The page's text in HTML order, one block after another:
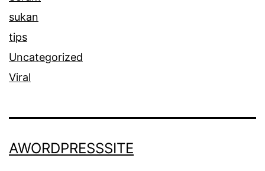
sukan
tips
Uncategorized
Viral
AWORDPRESSSITE